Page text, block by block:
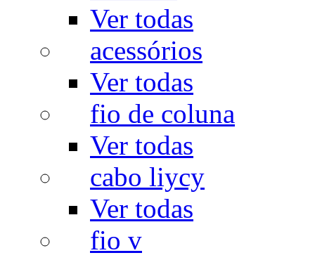
Ver todas
acessórios
Ver todas
fio de coluna
Ver todas
cabo liycy
Ver todas
fio v